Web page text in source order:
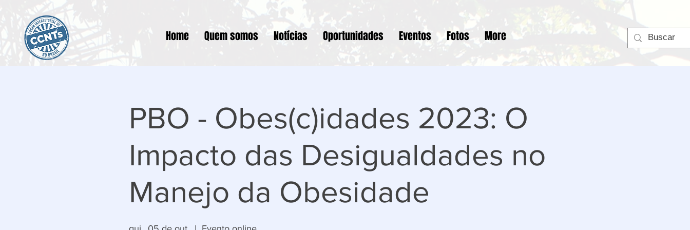
Home Quem somos Notícias Oportunidades Eventos Fotos More
PBO - Obes(c )idades 2023: O
Impacto das Desigualdades no
Manejo da Obesidade